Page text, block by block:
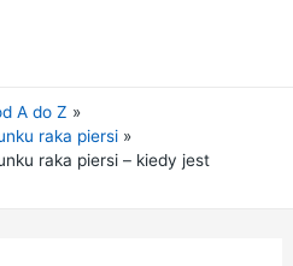
A do Z
raka piersi
raka piersi – kiedy jest